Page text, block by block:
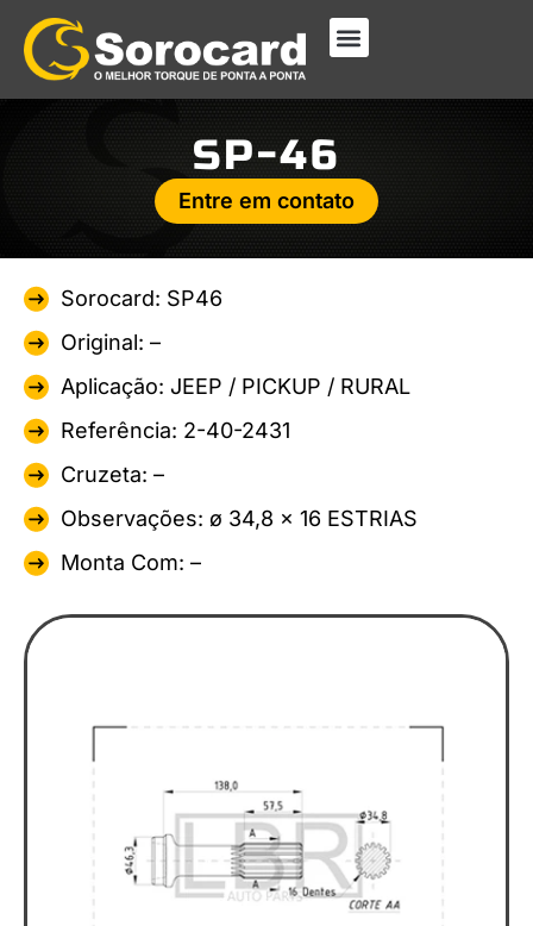
SP-46
Entre em contato
Sorocard: SP46
Original: –
Aplicação: JEEP / PICKUP / RURAL
Referência: 2-40-2431
Cruzeta: –
Observações: ø 34,8 x 16 ESTRIAS
Monta Com: –